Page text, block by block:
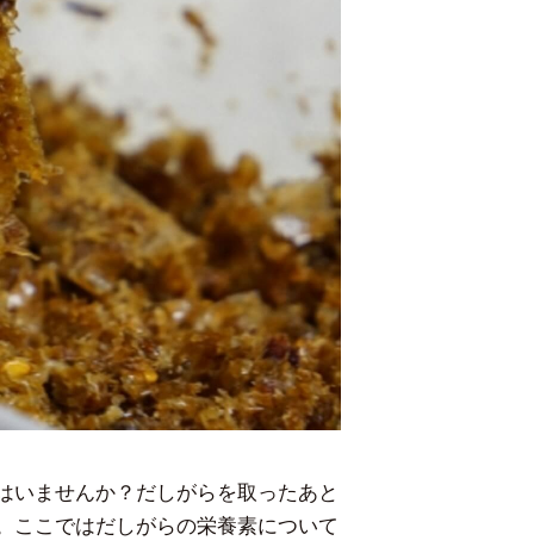
いませんか？だしがらを取ったあと
ここではだしがらの栄養素について